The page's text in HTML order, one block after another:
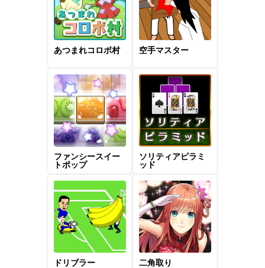
あつまれコロボ村 空手マスター
ファンシースイー
トポップ
ソリティアピラミ
ッド
ドリブラー 二角取り